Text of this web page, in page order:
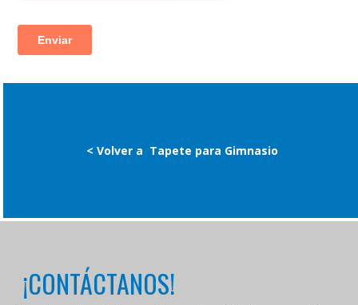
< Volver a Tapete para Gimnasio
¡CONTÁCTANOS!